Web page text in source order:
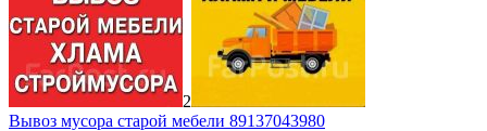
2
Вывоз мусора старой мебели 89137043980